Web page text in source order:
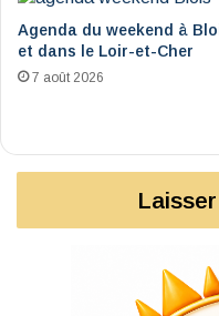
Agenda du weekend à
et dans le Loir-et-Cher
7 août 2026